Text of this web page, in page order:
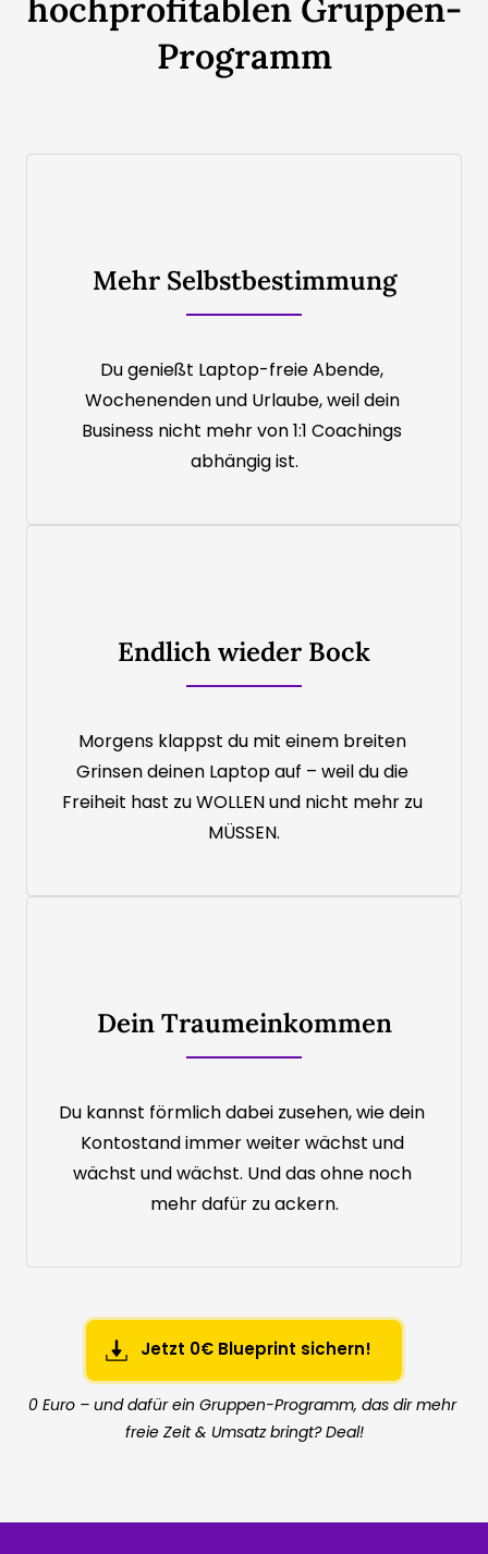
hochprofitablen Gruppen-
Programm
Mehr Selbstbestimmung
Du genießt Laptop-freie Abende,
Wochenenden und Urlaube, weil dein
Business nicht mehr von 1:1 Coachings
abhängig ist.
Endlich wieder Bock
Morgens klappst du mit einem breiten
Grinsen deinen Laptop auf – weil du die
Freiheit hast zu WOLLEN und nicht mehr zu
MÜSSEN.
Dein Traumeinkommen
Du kannst förmlich dabei zusehen, wie dein
Kontostand immer weiter wächst und
wächst und wächst. Und das ohne noch
mehr dafür zu ackern.
Jetzt 0€ Blueprint sichern!
0 Euro – und dafür ein Gruppen-Programm, das dir mehr
freie Zeit & Umsatz bringt? Deal!